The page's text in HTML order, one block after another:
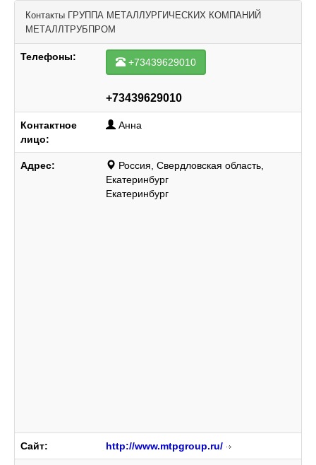
Контакты ГРУППА МЕТАЛЛУРГИЧЕСКИХ КОМПАНИЙ
МЕТАЛЛТРУБПРОМ
Телефоны: +73439629010
+73439629010
Контактное
лицо:
Анна
Адрес:
Россия, Свердловская область,
Екатеринбург
Екатеринбург
Сайт: http://www.mtpgroup.ru/